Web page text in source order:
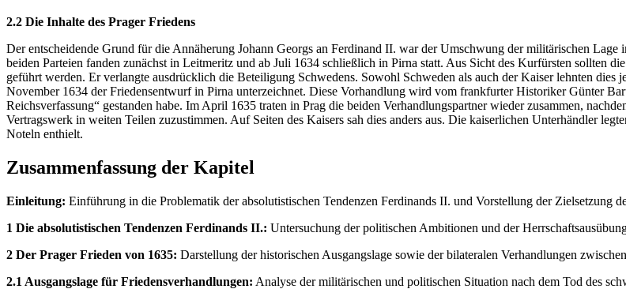
2.2 Die Inhalte des Prager Friedens
Der entscheidende Grund für die Annäherung Johann Georgs an Ferdinand II. war der Umschwung der militärischen
beiden Parteien fanden zunächst in Leitmeritz und ab Juli 1634 schließlich in Pirna statt. Aus Sicht des Kurfürsten sollten
geführt werden. Er verlangte ausdrücklich die Beteiligung Schwedens. Sowohl Schweden als auch der Kaiser lehnten
November 1634 der Friedensentwurf in Pirna unterzeichnet. Diese Vorhandlung wird vom frankfurter Historiker Günter
Reichsverfassung“ gestanden habe. Im April 1635 traten in Prag die beiden Verhandlungspartner wieder zusammen,
Vertragswerk in weiten Teilen zuzustimmen. Auf Seiten des Kaisers sah dies anders aus. Die kaiserlichen Unterhändler
Noteln enthielt.
Zusammenfassung der Kapitel
Einleitung: Einführung in die Problematik der absolutistischen Tendenzen Ferdinands II. und Vorstellung der Zielsetzung
1 Die absolutistischen Tendenzen Ferdinands II.: Untersuchung der politischen Ambitionen und der
2 Der Prager Frieden von 1635: Darstellung der historischen Ausgangslage sowie der bilateralen Verhandlungen
2.1 Ausgangslage für Friedensverhandlungen: Analyse der militärischen und politischen Situation nach dem Tod des